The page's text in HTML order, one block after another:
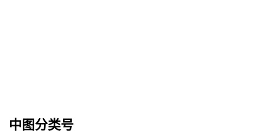
中图分类号